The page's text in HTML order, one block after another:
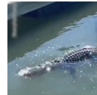
check-in